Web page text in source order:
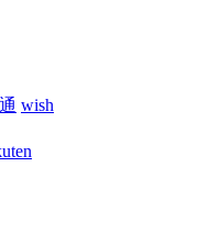
wish